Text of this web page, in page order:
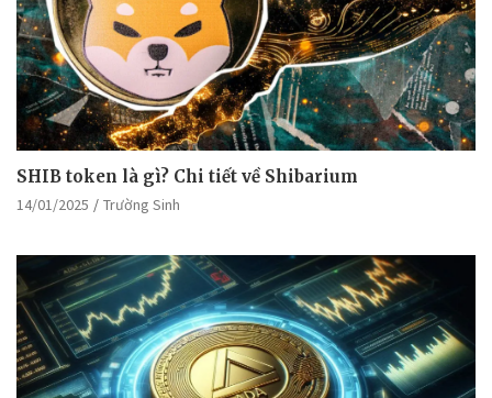
SHIB token là gì? Chi tiết về Shibarium
14/01/2025 Trường Sinh